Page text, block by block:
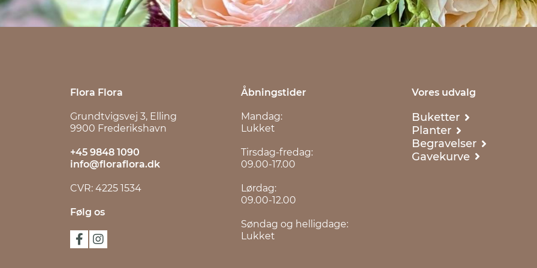
Flora Flora
Grundtvigsvej 3, Elling
9900 Frederikshavn
+45 9848 1090
info@floraflora.dk
CVR: 4225 1534
Følg os
Åbningstider
Mandag:
Lukket
Tirsdag-fredag:
09.00-17.00
Lørdag:
09.00-12.00
Søndag og helligdage:
Lukket
Vores udvalg
Buketter
Planter
Begravelser
Gavekurve